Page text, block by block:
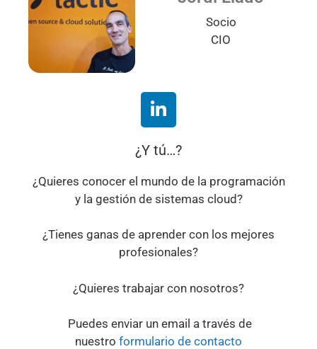
Socio
CIO
¿Y tú…?
¿Quieres conocer el mundo de la programación
y la gestión de sistemas cloud?
¿Tienes ganas de aprender con los mejores
profesionales?
¿Quieres trabajar con nosotros?
Puedes enviar un email a través de
nuestro formulario de contacto